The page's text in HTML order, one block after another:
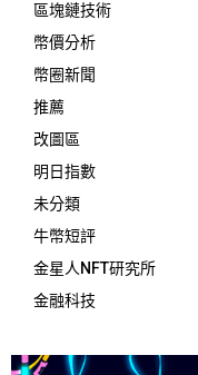
區塊鏈技術
幣價分析
幣圈新聞
推薦
改圖區
明日指數
未分類
牛幣短評
金星人NFT研究所
金融科技